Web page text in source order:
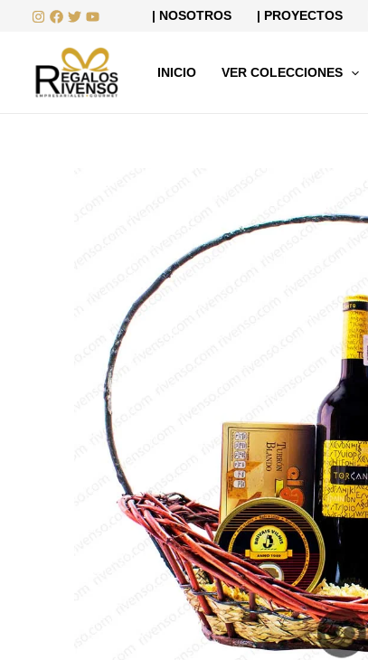
contenido
| NOSOTROS | PROYECTOS
INICIO VER COLECCIONES